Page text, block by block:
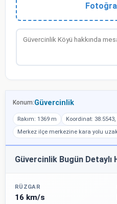
Konum:Güvercinlik
Rakım: 1369 m
Koordinat: 38.5543,
Merkez ilçe merkezine kara yolu
Güvercinlik Bugün Detaylı
RÜZGAR
16 km/s